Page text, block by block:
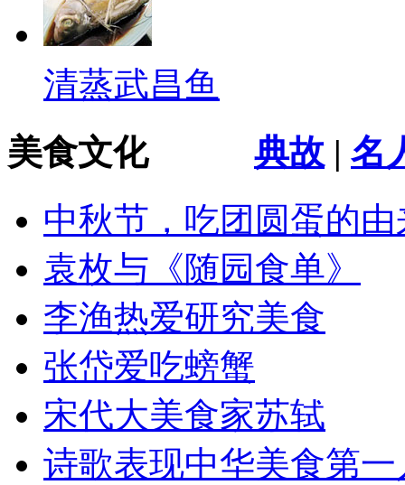
清蒸武昌鱼
美食文化 典故 | 名
中秋节，吃团圆蛋的由
袁枚与《随园食单》
李渔热爱研究美食
张岱爱吃螃蟹
宋代大美食家苏轼
诗歌表现中华美食第